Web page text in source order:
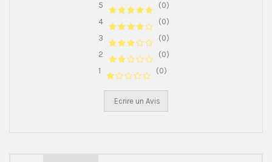
5
(0)
4
(0)
3
(0)
2
(0)
1
(0)
Ecrire un Avis